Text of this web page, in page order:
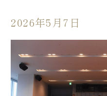
歯科関係の方へ
採用情報
2026年5月7日